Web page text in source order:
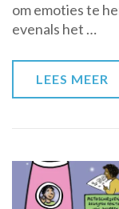
om emoties te
evenals het …
LEES MEER